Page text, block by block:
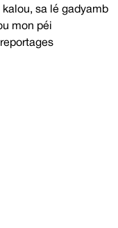
kalou, sa lé gadyamb
mon péi